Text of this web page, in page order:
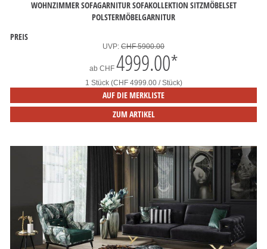
WOHNZIMMER SOFAGARNITUR SOFAKOLLEKTION SITZMÖBELSET
POLSTERMÖBELGARNITUR
PREIS
UVP: CHF 5900.00
ab CHF 4999.00*
1 Stück (CHF 4999.00 / Stück)
AUF DIE MERKLISTE
ZUM ARTIKEL